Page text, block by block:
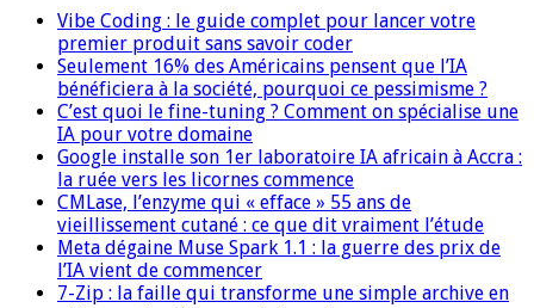
Vibe Coding : le guide complet pour lancer votre
premier produit sans savoir coder
Seulement 16% des Américains pensent que l’IA
bénéficiera à la société, pourquoi ce pessimisme ?
C’est quoi le fine-tuning ? Comment on spécialise une
IA pour votre domaine
Google installe son 1er laboratoire IA africain à Accra :
la ruée vers les licornes commence
CMLase, l’enzyme qui « efface » 55 ans de
vieillissement cutané : ce que dit vraiment l’étude
Meta dégaine Muse Spark 1.1 : la guerre des prix de
l’IA vient de commencer
7-Zip : la faille qui transforme une simple archive en